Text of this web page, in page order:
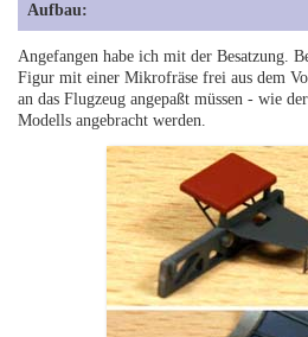
Aufbau:
Angefangen habe ich mit der Besatzung.
Figur mit einer Mikrofräse frei aus dem
an das Flugzeug angepaßt müssen - wie
Modells angebracht werden.